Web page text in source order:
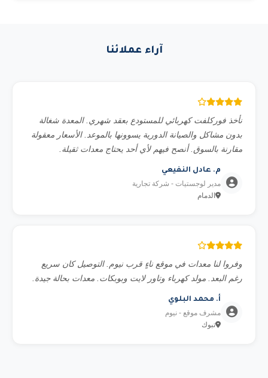
آراء عملائنا
نأخذ فوركلفت كهربائي للمستودع بعقد شهري. المعدة شغالة
بدون مشاكل والصيانة الدورية يسوونها بالموعد. الأسعار معقولة
مقارنة بالسوق. أنصح فيهم لأي أحد يحتاج معدات ثقيلة.
م. عادل النفيعي
مدير لوجستيات - شركة تجارية
الدمام
وفروا لنا معدات في موقع ناءٍ قرب نيوم. التوصيل كان سريع
رغم البعد. مولد كهرباء وتاور لايت وبوبكات. معدات بحالة جيدة.
أ. محمد البلوي
مشرف موقع - نيوم
تبوك